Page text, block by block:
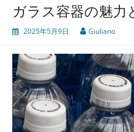
ガラス容器の魅力
2025年5月9日 Giuliano